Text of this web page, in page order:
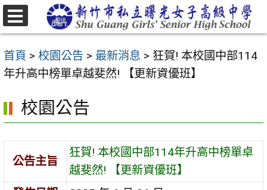
跳
至
要
內
區
首頁 > 校園公告 > 最新消息 > 狂賀! 本校國中部114
年升高中榜單卓越斐然! 【更新資優班】
校園公告
公告主旨
狂賀! 本校國中部114年升高中榜單卓
越斐然! 【更新資優班】
選
單